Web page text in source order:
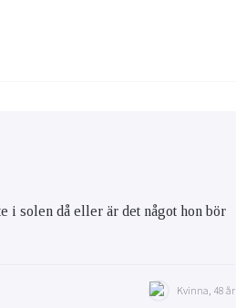
i solen då eller är det något hon bör
Kvinna, 48 år